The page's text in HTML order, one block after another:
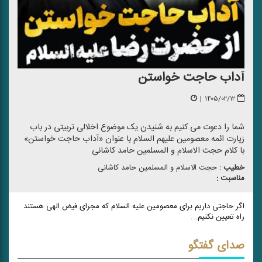
آداب حاجت خواستن
۱۴۰۵/۰۲/۱۲ |
شما را دعوت می کنیم به شنیدن یک موضوع اخلالی تربیتی در باب
زیارت ائمه معصومین علیهم السلام با عنوان «آداب حاجت خواستن»
با کلام حجت الاسلام و المسلمین حامد کاشانی
خطیب : حجت الاسلام و المسلمین حامد كاشانی
مناسبت :
اگر حاجتی داریم برای معصومین علیه السلام که مجرای فیض الهی هستند
راه تعیین نکنیم...
صدای گفتگو